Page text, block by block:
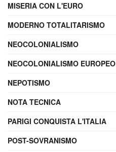
MISERIA CON L'EURO
MODERNO TOTALITARISMO
NEOCOLONIALISMO
NEOCOLONIALISMO EUROPEO
NEPOTISMO
NOTA TECNICA
PARIGI CONQUISTA L'ITALIA
POST-SOVRANISMO